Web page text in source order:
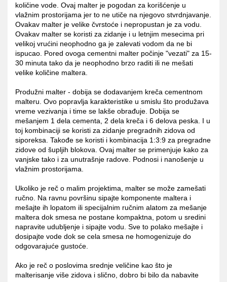
količine vode. Ovaj malter je pogodan za korišćenje u
vlažnim prostorijama jer to ne utiče na njegovo stvrdnjavanje.
Ovakav malter je velike čvrstoće i nepropustan je za vodu.
Ovakav malter se koristi za zidanje i u letnjim mesecima pri
velikoj vrućini neophodno ga je zalevati vodom da ne bi
ispucao. Pored ovoga cementni malter počinje "vezati" za 15-
30 minuta tako da je neophodno brzo raditi ili ne mešati
velike količine maltera.
Produžni malter - dobija se dodavanjem kreča cementnom
malteru. Ovo popravlja karakteristike u smislu što produžava
vreme vezivanja i time se lakše obrađuje. Dobija se
mešanjem 1 dela cementa, 2 dela kreča i 6 delova peska. I u
toj kombinaciji se koristi za zidanje pregradnih zidova od
siporeksa. Takođe se koristi i kombinacija 1:3:9 za pregradne
zidove od šupljih blokova. Ovaj malter se primenjuje kako za
vanjske tako i za unutrašnje radove. Podnosi i nanošenje u
vlažnim prostorijama.
Ukoliko je reč o malim projektima, malter se može zamešati
ručno. Na ravnu površinu sipajte komponente maltera i
mešajte ih lopatom ili specijalnim ručnim alatom za mešanje
maltera dok smesa ne postane kompaktna, potom u sredini
napravite udubljenje i sipajte vodu. Sve to polako mešajte i
dosipajte vode dok se cela smesa ne homogenizuje do
odgovarajuće gustoće.
Ako je reč o poslovima srednje veličine kao što je
malterisanje više zidova i slično, dobro bi bilo da nabavite